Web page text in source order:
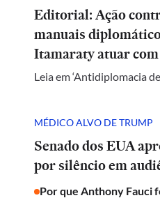
Editorial: Ação
manuais
Itamaraty atuar
Leia em ‘Antidiplomacia
MÉDICO ALVO DE TRUMP
Senado dos EUA
por silêncio em
Por que Anthony Fauci